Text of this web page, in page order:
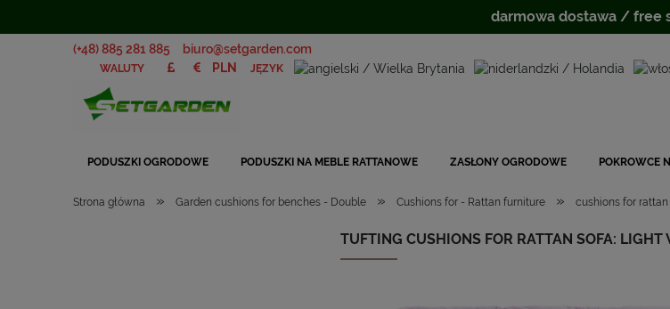
(+48) 885 281 885 biuro@setgarden.com
JĘZYK
WALUTY
PODUSZKI OGRODOWE PODUSZKI NA MEBLE RATTANOWE ZASŁONY OGRODOWE POKROWCE
Strona główna » Garden cushions for benches - Double » Cushions for - Rattan furniture » cushions for
TUFTING CUSHIONS FOR RATTAN SOFA: LIGHT
darmowa dostawa / free